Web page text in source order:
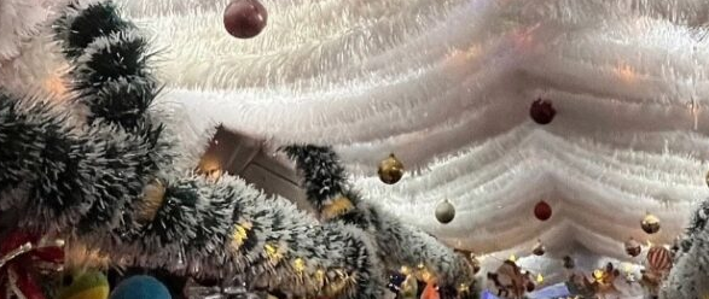
MTR 港鐵
[ 2026-07-07 ] VOLVO 全新電動巴士 BERL 樣板車抵港
電動巴士
[ 2026-07-05 ] 美國國慶250，貼部電車慶祝，準備禮物叫人任影
電車
[ 2026-06-24 ] 校巴終於第一滴血了
巴壇隨手寫
[ 2026-06-23 ] 【纜車】昂坪360正式開展20周年慶典 玩轉「日與夜」好時光
MTR 港
鐵
[ 2026-06-22 ] Adidas FIFA 世界盃 The Yard 巴士巡遊 CITYBUS 城巴